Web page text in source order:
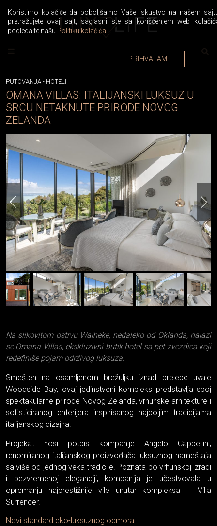
PUTOVANJA - HOTELI
OMANA VILLAS: ITALIJANSKI LUKSUZ U
SRCU NETAKNUTE PRIRODE NOVOG
ZELANDA
Na slikovitom ostrvu Waiheke, nedaleko od Oklanda, nalazi
se Omana Villas, ekskluzivni butik hotel sa pet zvezdica koji
redefiniše pojam održivog luksuza.
Smešten na osamljenom brežuljku iznad prelepe uvale
Woodside Bay, ovaj jedinstveni kompleks predstavlja spoj
spektakularne prirode Novog Zelanda, vrhunske arhitekture i
sofisticiranog enterijera inspirisanog najboljim tradicijama
italijanskog dizajna.
Projekat nosi potpis kompanije Angelo Cappellini,
renomiranog italijanskog proizvođača luksuznog nameštaja
sa više od jednog veka tradicije. Poznata po vrhunskoj izradi
i bezvremenoj eleganciji, kompanija je učestvovala u
opremanju najprestižnije vile unutar kompleksa – Villa
Surrender.
Novi standard eko-luksuznog odmora
Koristimo kolačiće da poboljšamo Vaše iskustvo na našem
pretražujete ovaj sajt, saglasni ste sa korišćenjem web
pogledajte našu Politiku kolačića
PRIHVATAM